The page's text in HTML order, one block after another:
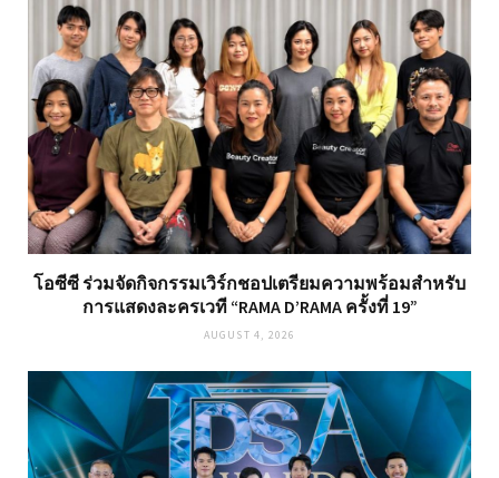
โอซีซี ร่วมจัดกิจกรรมเวิร์กชอปเตรียมความพร้อมสำหรับ
การแสดงละครเวที “RAMA D’RAMA ครั้งที่ 19”
AUGUST 4, 2026